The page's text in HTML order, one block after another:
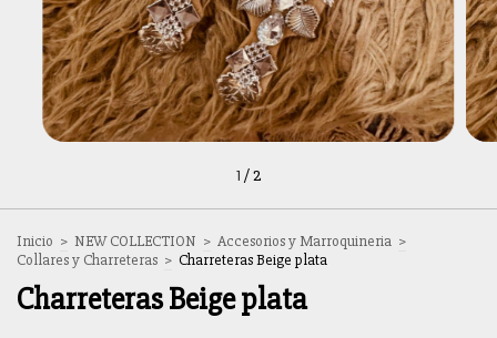
1 /2
Inicio > NEW COLLECTION > Accesorios y Marroquineria >
Collares y Charreteras > Charreteras Beige plata
Charreteras Beige plata